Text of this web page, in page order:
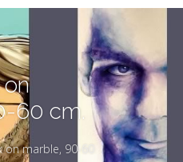
on
60 cm.
on marble, 90-60